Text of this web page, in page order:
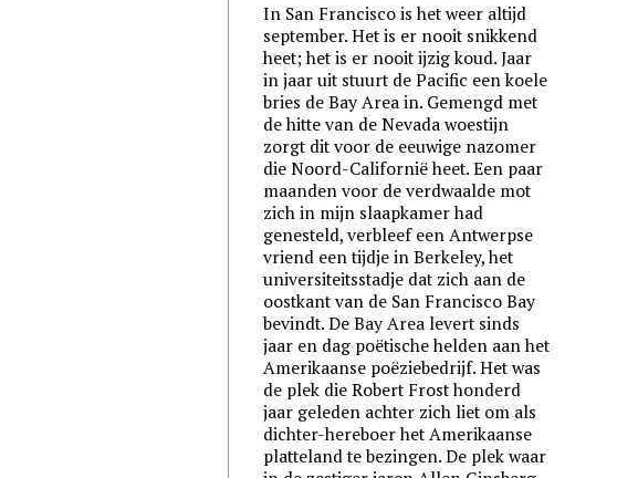
In San Francisco is het weer altijd
september. Het is er nooit snikkend
heet; het is er nooit ijzig koud. Jaar
in jaar uit stuurt de Pacific een koele
bries de Bay Area in. Gemengd met
de hitte van de Nevada woestijn
zorgt dit voor de eeuwige nazomer
die Noord-Californië heet. Een paar
maanden voor de verdwaalde mot
zich in mijn slaapkamer had
genesteld, verbleef een Antwerpse
vriend een tijdje in Berkeley, het
universiteitsstadje dat zich aan de
oostkant van de San Francisco Bay
bevindt. De Bay Area levert sinds
jaar en dag poëtische helden aan het
Amerikaanse poëziebedrijf. Het was
de plek die Robert Frost honderd
jaar geleden achter zich liet om als
dichter-hereboer het Amerikaanse
platteland te bezingen. De plek waar